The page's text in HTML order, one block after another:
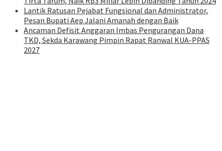
Lantik Ratusan Pejabat Fungsional dan Administrator,
Pesan Bupati Aep Jalani Amanah dengan Baik
Ancaman Defisit Anggaran Imbas Pengurangan Dana
TKD, Sekda Karawang Pimpin Rapat Ranwal KUA-PPAS
2027